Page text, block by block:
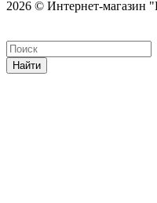
2026 © Интернет-магазин
Найти